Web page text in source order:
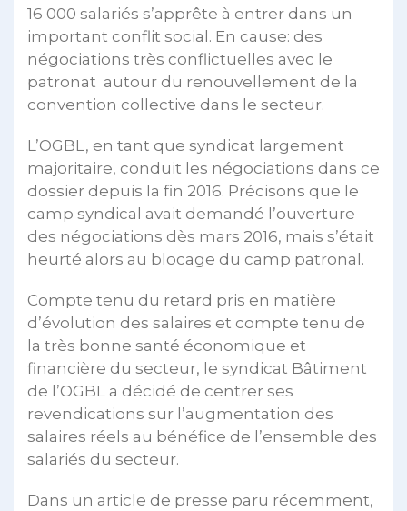
16 000 salariés s’apprête à entrer dans un
important conflit social. En cause: des
négociations très conflictuelles avec le
patronat autour du renouvellement de la
convention collective dans le secteur.
L’OGBL, en tant que syndicat largement
majoritaire, conduit les négociations dans ce
dossier depuis la fin 2016. Précisons que le
camp syndical avait demandé l’ouverture
des négociations dès mars 2016, mais s’était
heurté alors au blocage du camp patronal.
Compte tenu du retard pris en matière
d’évolution des salaires et compte tenu de
la très bonne santé économique et
financière du secteur, le syndicat Bâtiment
de l’OGBL a décidé de centrer ses
revendications sur l’augmentation des
salaires réels au bénéfice de l’ensemble des
salariés du secteur.
Dans un article de presse paru récemment,